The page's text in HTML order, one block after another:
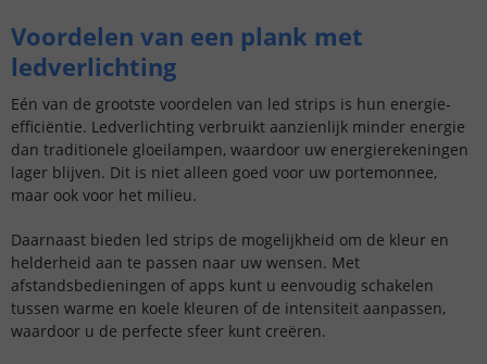
Voordelen van een plank met
ledverlichting
Eén van de grootste voordelen van led strips is hun energie-
efficiëntie. Ledverlichting verbruikt aanzienlijk minder energie
dan traditionele gloeilampen, waardoor uw energierekeningen
lager blijven. Dit is niet alleen goed voor uw portemonnee,
maar ook voor het milieu.
Daarnaast bieden led strips de mogelijkheid om de kleur en
helderheid aan te passen naar uw wensen. Met
afstandsbedieningen of apps kunt u eenvoudig schakelen
tussen warme en koele kleuren of de intensiteit aanpassen,
waardoor u de perfecte sfeer kunt creëren.